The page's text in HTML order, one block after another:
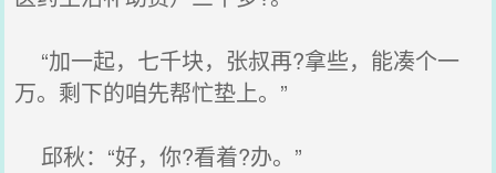
“加一起，七千块，张叔再?拿些，能凑个一
万。剩下的咱先帮忙垫上。”
邱秋：“好，你?看着?办。”